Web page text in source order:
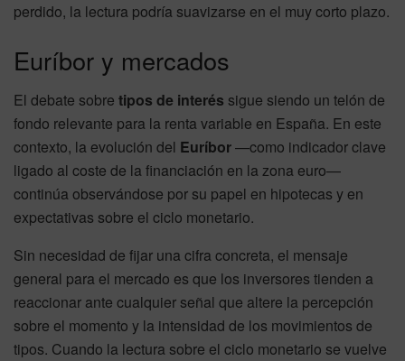
perdido, la lectura podría suavizarse en el muy corto plazo.
Euríbor y mercados
El debate sobre tipos de interés sigue siendo un telón de
fondo relevante para la renta variable en España. En este
contexto, la evolución del Euríbor—como indicador clave
ligado al coste de la financiación en la zona euro—
continúa observándose por su papel en hipotecas y en
expectativas sobre el ciclo monetario.
Sin necesidad de fijar una cifra concreta, el mensaje
general para el mercado es que los inversores tienden a
reaccionar ante cualquier señal que altere la percepción
sobre el momento y la intensidad de los movimientos de
tipos. Cuando la lectura sobre el ciclo monetario se vuelve